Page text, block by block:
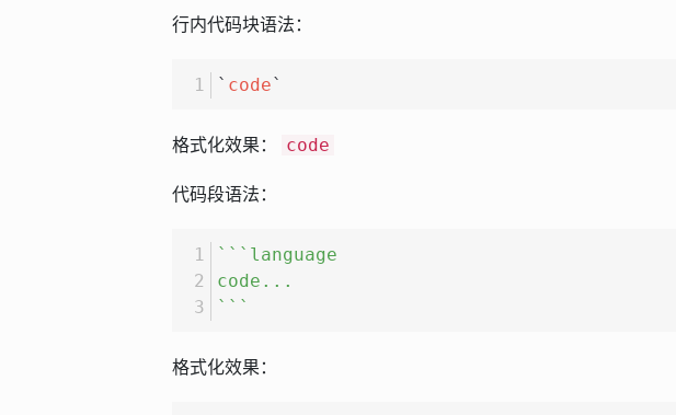
行内代码块语法：
` code`
格式化效果： code
代码段语法：
`` `language
code...
` ``
格式化效果：